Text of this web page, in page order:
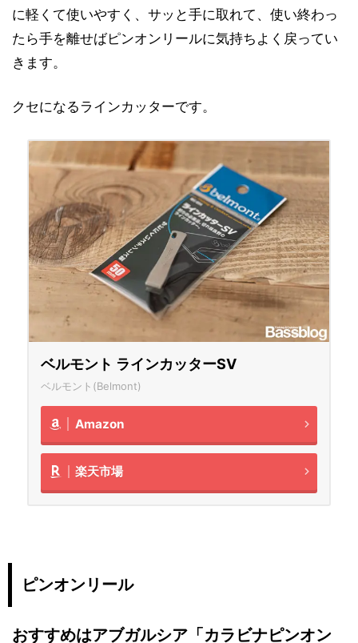
に軽くて使いやすく、サッと手に取れて、使い終わっ
たら手を離せばピンオンリールに気持ちよく戻ってい
きます。
クセになるラインカッターです。
ベルモント ラインカッターSV
ベルモント(Belmont)
Amazon
楽天市場
ピンオンリール
おすすめはアブガルシア「カラビナピンオン